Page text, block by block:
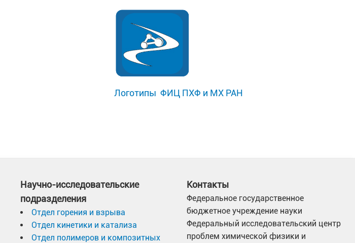
Логотипы ФИЦ ПХФ и МХ РАН
Научно-исследовательские
подразделения
Отдел горения и взрыва
Отдел кинетики и катализа
Отдел полимеров и композитных
Контакты
Федеральное государственное
бюджетное учреждение науки
Федеральный исследовательский центр
проблем химической физики и